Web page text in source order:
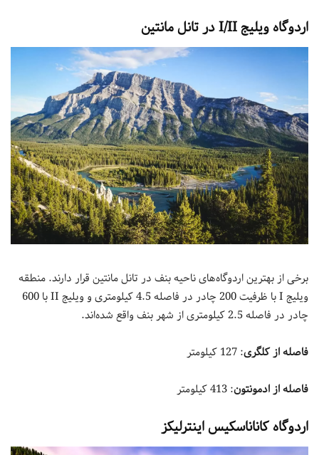
اردوگاه ویلیج I/II در تانل مانتین
برخی از بهترین اردوگاه‌های ناحیه بنف در تانل مانتین قرار دارند. منطقه
ویلیج I با ظرفیت 200 چادر در فاصله 4.5 کیلومتری و ویلیج II با 600
چادر در فاصله 2.5 کیلومتری از شهر بنف واقع شده‌اند.
فاصله از کلگری: 127 کیلومتر
فاصله از ادمونتون: 413 کیلومتر
اردوگاه کاناناسکیس اینترلیکز